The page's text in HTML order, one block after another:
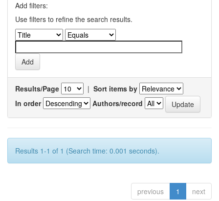
Add filters:
Use filters to refine the search results.
Results/Page | Sort items by
In order
Authors/record
Results 1-1 of 1 (Search time: 0.001 seconds).
previous 1 next